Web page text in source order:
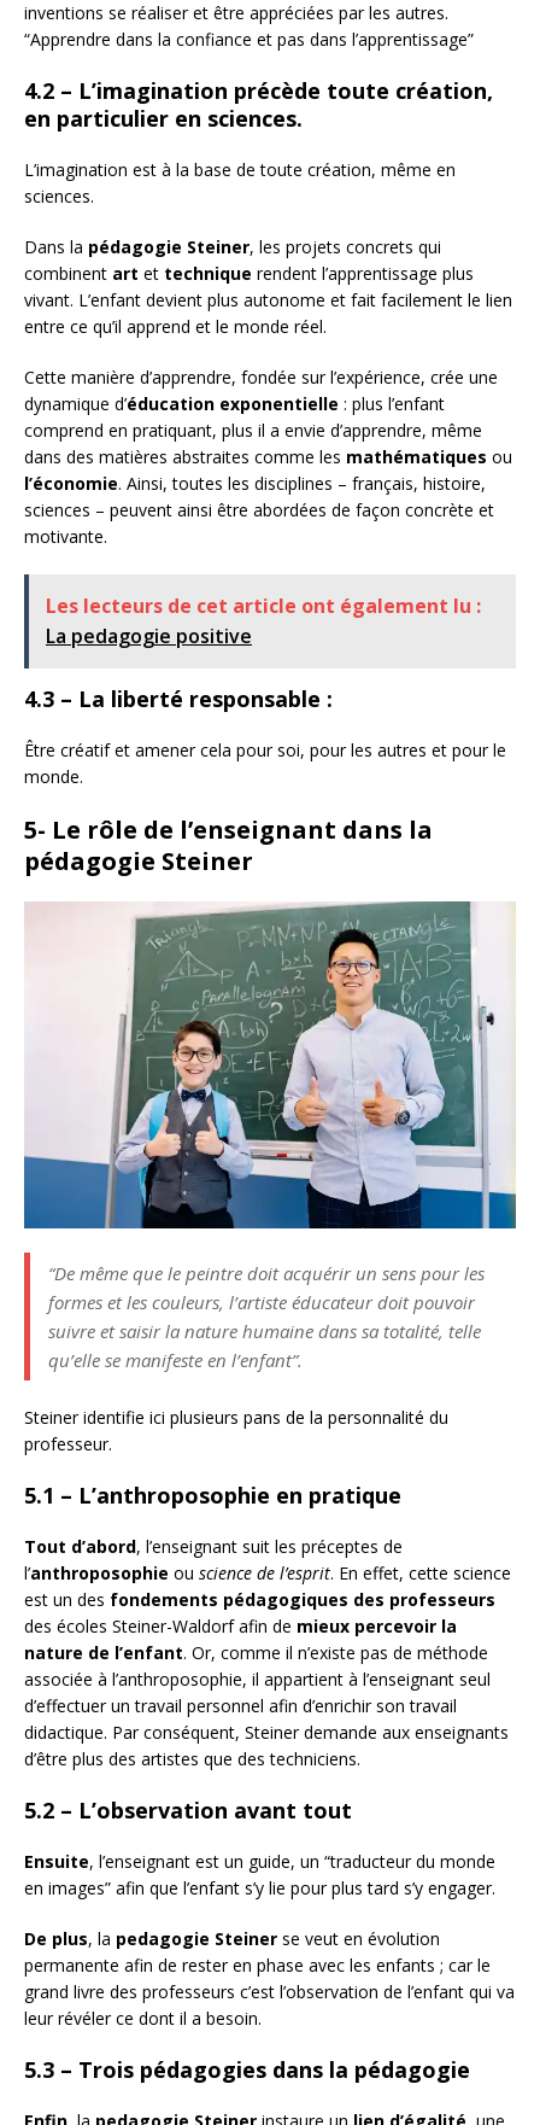
inventions se réaliser et être appréciées par les autres.
“Apprendre dans la confiance et pas dans l’apprentissage”
4.2 – L’imagination précède toute création,
en particulier en sciences.
L’imagination est à la base de toute création, même en
sciences.
Dans la pédagogie Steiner, les projets concrets qui
combinent art et technique rendent l’apprentissage plus
vivant. L’enfant devient plus autonome et fait facilement le lien
entre ce qu’il apprend et le monde réel.
Cette manière d’apprendre, fondée sur l’expérience, crée une
dynamique d’éducation exponentielle : plus l’enfant
comprend en pratiquant, plus il a envie d’apprendre, même
dans des matières abstraites comme les mathématiques ou
l’économie. Ainsi, toutes les disciplines – français, histoire,
sciences – peuvent ainsi être abordées de façon concrète et
motivante.
Les lecteurs de cet article ont également lu :
La pedagogie positive
4.3 – La liberté responsable :
Être créatif et amener cela pour soi, pour les autres et pour le
monde.
5- Le rôle de l’enseignant dans la
pédagogie Steiner
“De même que le peintre doit acquérir un sens pour les
formes et les couleurs, l’artiste éducateur doit pouvoir
suivre et saisir la nature humaine dans sa totalité, telle
qu’elle se manifeste en l’enfant”.
Steiner identifie ici plusieurs pans de la personnalité du
professeur.
5.1 – L’anthroposophie en pratique
Tout d’abord, l’enseignant suit les préceptes de
l’anthroposophie ou science de l’esprit. En effet, cette science
est un des fondements pédagogiques des professeurs
des écoles Steiner-Waldorf afin de mieux percevoir la
nature de l’enfant. Or, comme il n’existe pas de méthode
associée à l’anthroposophie, il appartient à l’enseignant seul
d’effectuer un travail personnel afin d’enrichir son travail
didactique. Par conséquent, Steiner demande aux enseignants
d’être plus des artistes que des techniciens.
5.2 – L’observation avant tout
Ensuite, l’enseignant est un guide, un “traducteur du monde
en images” afin que l’enfant s’y lie pour plus tard s’y engager.
De plus, la pedagogie Steiner se veut en évolution
permanente afin de rester en phase avec les enfants ; car le
grand livre des professeurs c’est l’observation de l’enfant qui va
leur révéler ce dont il a besoin.
5.3 – Trois pédagogies dans la pédagogie